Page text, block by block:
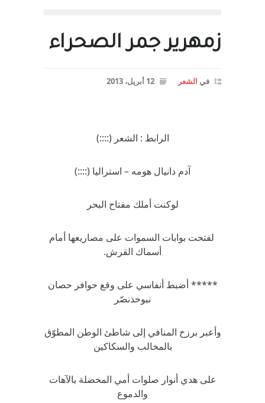
زمهرير جمر الصحراء
في الشعر 12 أبريل، 2013
الرابط : الشعر (::::)
آدم دانيال هومه – استراليا (::::)
لوكنت أملك مفتاح البحر
لفتحت بوابات السموات على مصاريعها أمام
أسماك القرش.
***** أضبط أنفاسي على وقع حوافر حصان
نبوخذنصّر
وأعبر برزخ المنافي إلى شاطئ الوطن المطوّق
بالمخالب والسكاكين
على هدي أنوار صلوات أمي المخضلة بالآهات
والدموع